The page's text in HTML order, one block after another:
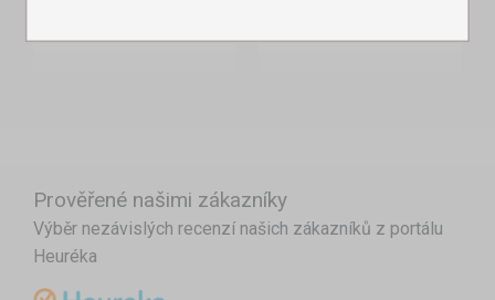
Ochrana před nepříznivým počasím.
stane se spolehlivou základnou pro záchranné i organizační
práce. Ať už potřebujete útočiště, zázemí nebo prezentační
prostor, máte jistotu, že jste připraveni na každou situaci.
Prověřené našimi zákazníky
Výběr nezávislých recenzí našich zákazníků z portálu
Heuréka